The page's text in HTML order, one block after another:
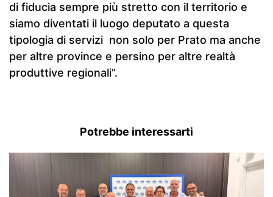
di fiducia sempre più stretto con il territorio e
siamo diventati il luogo deputato a questa
tipologia di servizi non solo per Prato ma anche
per altre province e persino per altre realtà
produttive regionali”.
Potrebbe interessarti